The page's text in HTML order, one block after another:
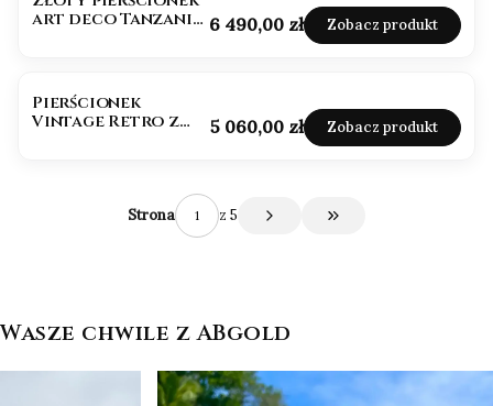
art deco Tanzanit Cena
6 490,00 zł Zobacz produkt
Pierścionek
Vintage Retro z
Cena
5 060,00 zł Zobacz produkt
Strona z 5 Przejdź do ostatniej
Wasze chwile z ABgold